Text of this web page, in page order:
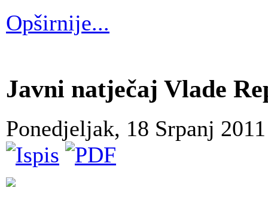
Opširnije...
Javni natječaj Vlade
Ponedjeljak, 18 Srpanj